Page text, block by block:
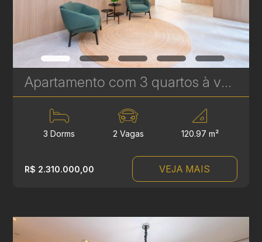
Apartamento com 3 quartos à venda no Água Verde - 120,97 m² - Le Sense | Ref. 1777
3 Dorms 2 Vagas 120.97 m²
R$ 2.310.000,00 VEJA MAIS